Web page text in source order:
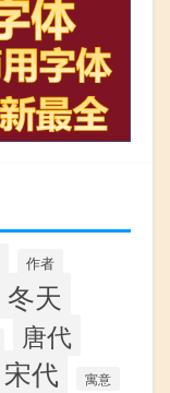
作者
冬天
唐代
宋代 寓意